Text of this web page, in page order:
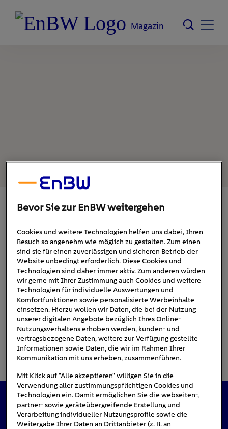
Magazin
spuelmaschine-reinigen-tuer
Das könnte Sie auch interessieren
Bevor Sie zur EnBW weitergehen
Cookies und weitere Technologien helfen uns dabei, Ihren
Besuch so angenehm wie möglich zu gestalten. Zum einen
sind sie für einen zuverlässigen und sicheren Betrieb der
Website unbedingt erforderlich. Diese Cookies und
Technologien sind daher immer aktiv. Zum anderen würden
wir gerne mit Ihrer Zustimmung auch Cookies und weitere
Technologien für individuelle Auswertungen und
Komfortfunktionen sowie personalisierte Werbeinhalte
einsetzen. Hierzu wollen wir Daten, die bei der Nutzung
unserer digitalen Angebote bezüglich Ihres Online-
Nutzungsverhaltens erhoben werden, kunden- und
vertragsbezogene Daten, weitere zur Verfügung gestellte
Informationen sowie Daten, die wir im Rahmen Ihrer
Kommunikation mit uns erheben, zusammenführen.
Mit Klick auf "Alle akzeptieren" willigen Sie in die
Verwendung aller zustimmungspflichtigen Cookies und
Technologien ein. Damit ermöglichen Sie die webseiten-,
partner- sowie geräteübergreifende Erstellung und
Verarbeitung individueller Nutzungsprofile sowie die
Weitergabe Ihrer Daten an Drittanbieter (z. B. an